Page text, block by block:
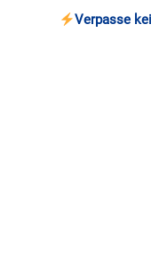
Verpasse